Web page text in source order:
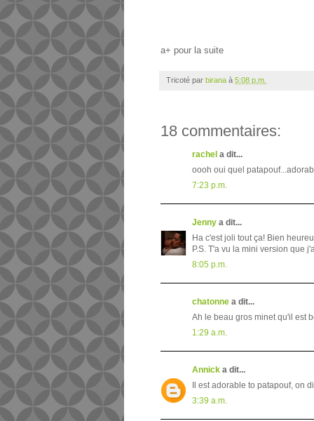
a+ pour la suite
Tricoté par birana à 5:08 p.m.
18 commentaires:
rachel a dit...
oooh oui quel
7:23 p.m.
Jenny a dit...
Ha c'est joli tout ça! Bien
P.S. T'a vu la mini version que
8:05 p.m.
chatonne a dit...
Ah le beau gros minet qu'il est
1:29 a.m.
Annick a dit...
Il est adorable to patapouf, on
3:39 a.m.